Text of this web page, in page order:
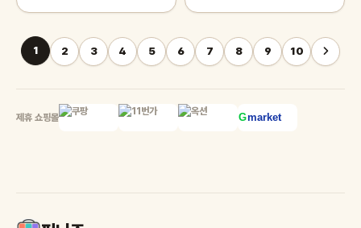
1 2 3 4 5 6 7 8 9 10
제휴 쇼핑몰